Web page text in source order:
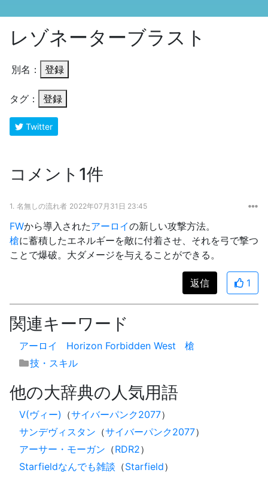
レゾネーターブラスト
別名： 登録
タグ： 登録
Twitter
コメント1件
1. 名無しの流れ者 2022年07月31日 23:45
FWから導入されたアーロイの新しい攻撃方法。
槍に蓄積したエネルギーを敵に付着させ、それを弓で撃つ
ことで爆破。大ダメージを与えることができる。
返信 1
関連キーワード
アーロイ Horizon Forbidden West
槍
技・スキル
他の大辞典の人気用語
V(ヴィー) （サイバーパンク2077）
サンデヴィスタン （サイバーパンク2077）
アーサー・モーガン （RDR2）
Starfieldなんでも雑談 （Starfield）